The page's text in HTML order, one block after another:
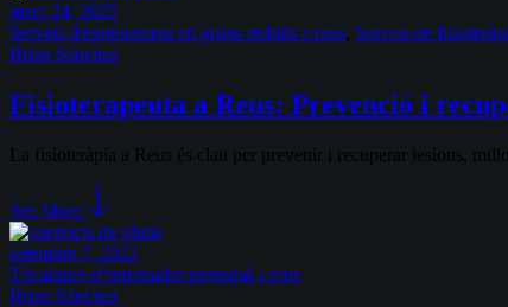
març 24, 2025
Serveis d'entrenament en grups reduïts a reus Serveis de
Brian Sánchez
Fisioterapeuta a Reus: Prevenció i
La fisioteràpia a Reus és clau per prevenir i recuperar lesions,
See More
setembre 7, 2022
Tècniques d'entrenador personal a reus
Brian Sánchez